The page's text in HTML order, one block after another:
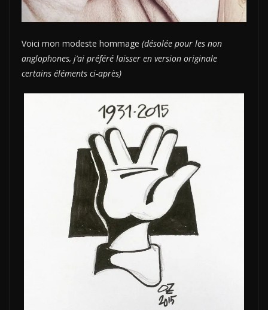
Voici mon modeste hommage (désolée pour les non
anglophones, j’ai préféré laisser en version originale
certains éléments ci-après)